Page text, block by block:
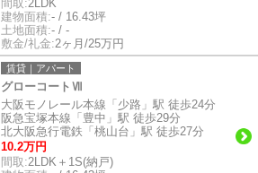
間取:2LDK
建物面積:- / 16.43坪
土地面積:- / -
敷金/礼金:2ヶ月/25万円
賃貸｜アパート
グローコートⅦ
大阪モノレール本線「少路」駅 徒歩24分
阪急宝塚本線「豊中」駅 徒歩29分
北大阪急行電鉄「桃山台」駅 徒歩27分
10.2万円
間取:2LDK＋1S(納戸)